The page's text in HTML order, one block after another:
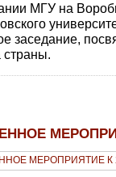
МГУ на
заседание,
страны.